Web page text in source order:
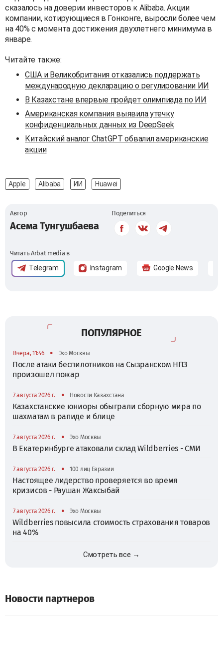
сказалось на доверии инвесторов к Alibaba. Акции
компании, котирующиеся в Гонконге, выросли более чем
на 40% с момента достижения двухлетнего минимума в
январе.
Читайте также:
США и Великобритания отказались поддержать
международную декларацию о регулировании ИИ
В Казахстане впервые пройдет олимпиада по ИИ
Американская компания выявила утечку
конфиденциальных данных из DeepSeek
Китайский аналог ChatGPT обвалил американские
акции
Apple Alibaba ИИ Huawei
Автор
Асема Тунгушбаева
Поделиться
Читать Arbat media в
Telegram Instagram Google News
ПОПУЛЯРНОЕ
Вчера, 11:46 • Эхо Москвы
После атаки беспилотников на Сызранском НПЗ
произошел пожар
7 августа 2026 г. • Новости Казахстана
Казахстанские юниоры обыграли сборную мира по
шахматам в рапиде и блице
7 августа 2026 г. • Эхо Москвы
В Екатеринбурге атаковали склад Wildberries - СМИ
7 августа 2026 г. • 100 лиц Евразии
Настоящее лидерство проверяется во время
кризисов - Раушан Жаксыбай
7 августа 2026 г. • Эхо Москвы
Wildberries повысила стоимость страхования товаров
на 40%
Смотреть все →
Новости партнеров